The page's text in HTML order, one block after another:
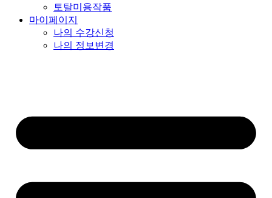
토탈미용작품
마이페이지
나의 수강신청
나의 정보변경